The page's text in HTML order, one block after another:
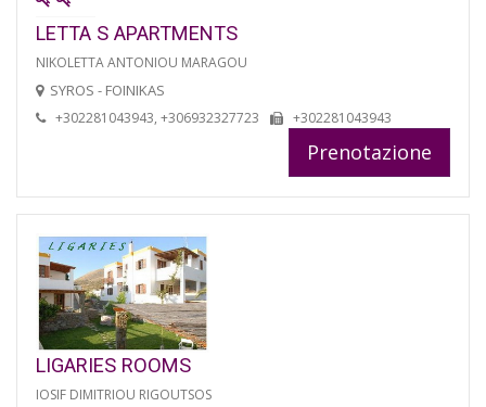
LETTA S APARTMENTS
NIKOLETTA ANTONIOU MARAGOU
SYROS - FOINIKAS
+302281043943, +306932327723 +302281043943
Prenotazione
LIGARIES ROOMS
IOSIF DIMITRIOU RIGOUTSOS